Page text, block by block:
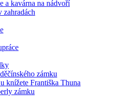
a kavárna na nádvoří
zahradách
zámku
knížete Františka Thuna
zámku